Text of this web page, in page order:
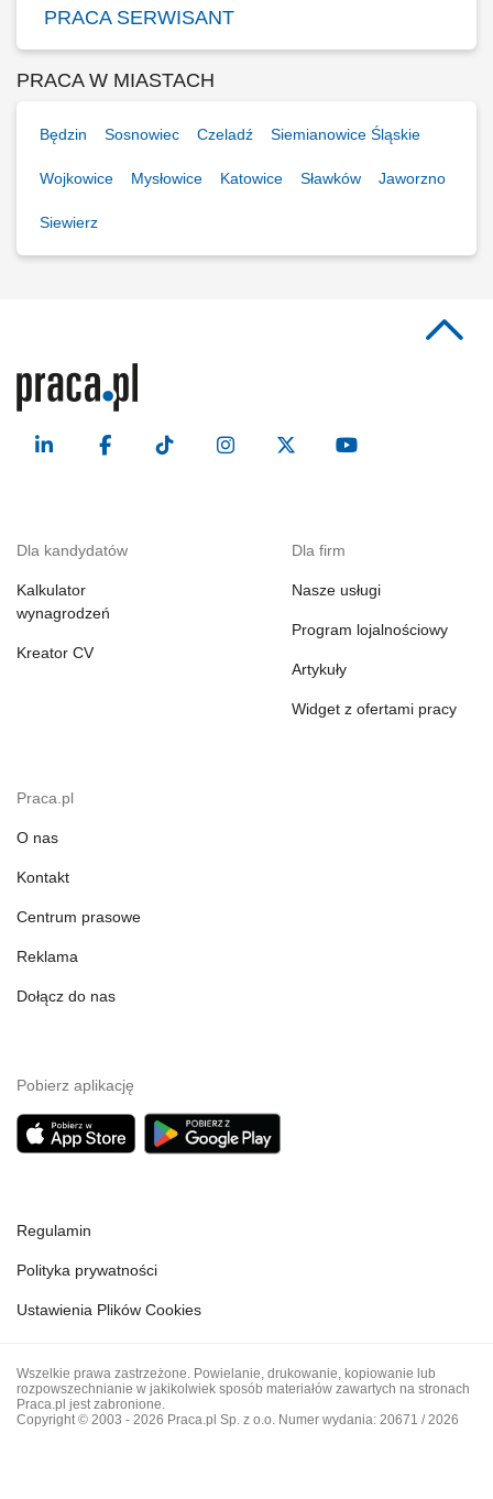
PRACA SERWISANT
PRACA W MIASTACH
Będzin Sosnowiec Czeladź Siemianowice Śląskie
Wojkowice Mysłowice Katowice Sławków Jaworzno
Siewierz
Dla kandydatów
Kalkulator
wynagrodzeń
Kreator CV
Dla firm
Nasze usługi
Program lojalnościowy
Artykuły
Widget z ofertami pracy
Praca.pl
O nas
Kontakt
Centrum prasowe
Reklama
Dołącz do nas
Pobierz aplikację
Regulamin
Polityka prywatności
Ustawienia Plików Cookies
Wszelkie prawa zastrzeżone. Powielanie, drukowanie, kopiowanie lub
rozpowszechnianie w jakikolwiek sposób materiałów zawartych na stronach
Praca.pl jest zabronione.
Copyright © 2003 - 2026 Praca.pl Sp. z o.o. Numer wydania: 20671 / 2026